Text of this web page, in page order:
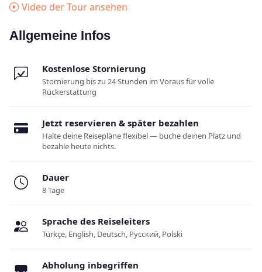
Video der Tour ansehen
Allgemeine Infos
Kostenlose Stornierung
Stornierung bis zu 24 Stunden im Voraus für volle
Rückerstattung
Jetzt reservieren & später bezahlen
Halte deine Reisepläne flexibel — buche deinen Platz und
bezahle heute nichts.
Dauer
8 Tage
Sprache des Reiseleiters
Türkçe, English, Deutsch, Русский, Polski
Abholung inbegriffen